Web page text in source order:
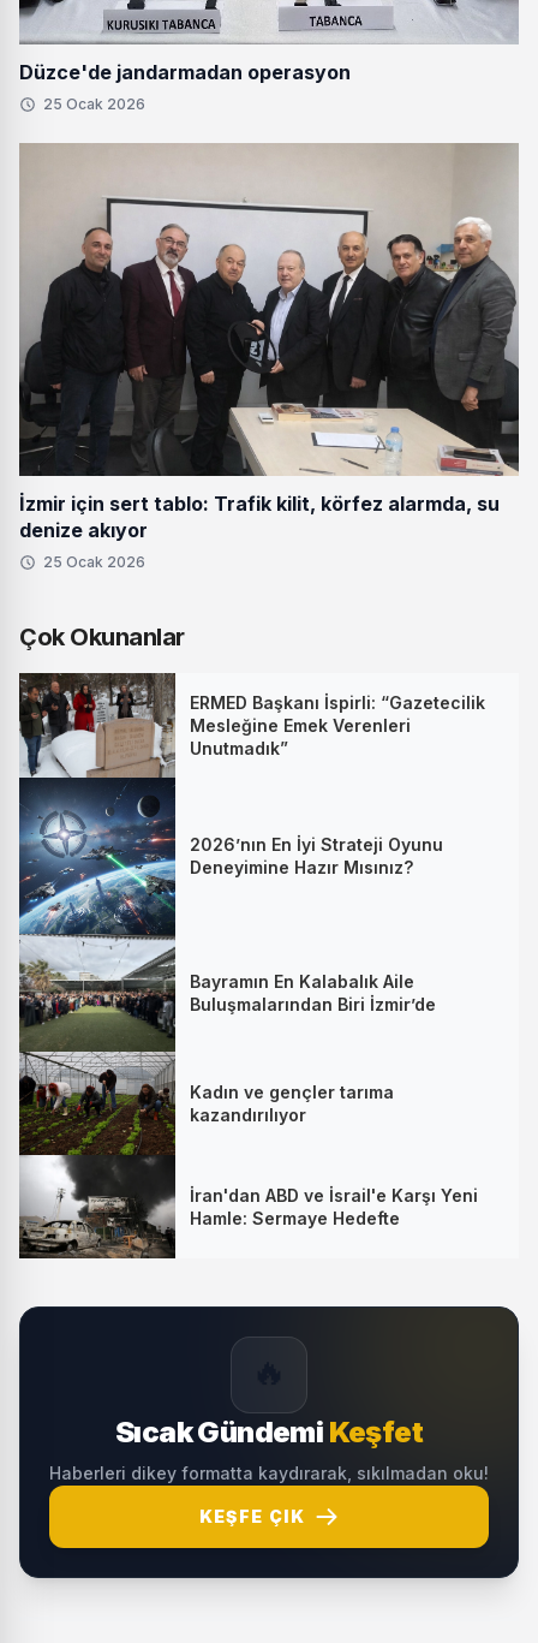
Düzce'de jandarmadan operasyon
25 Ocak 2026
İzmir için sert tablo: Trafik kilit, körfez alarmda, su
denize akıyor
25 Ocak 2026
Çok Okunanlar
ERMED Başkanı İspirli: “Gazetecilik
Mesleğine Emek Verenleri
Unutmadık”
2026’nın En İyi Strateji Oyunu
Deneyimine Hazır Mısınız?
Bayramın En Kalabalık Aile
Buluşmalarından Biri İzmir’de
Kadın ve gençler tarıma
kazandırılıyor
İran'dan ABD ve İsrail'e Karşı Yeni
Hamle: Sermaye Hedefte
Sıcak Gündemi Keşfet
Haberleri dikey formatta kaydırarak, sıkılmadan oku!
KEŞFE ÇIK